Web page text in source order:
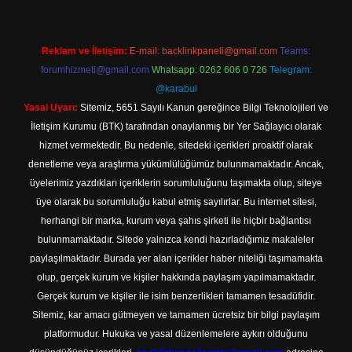
Reklam ve İletişim: E-mail: backlinkpaneli@gmail.com Teams:
forumhizmeti@gmail.com Whatsapp: 0262 606 0 726 Telegram:
@karabul
Yasal Uyarı: Sitemiz, 5651 Sayılı Kanun gereğince Bilgi Teknolojileri ve
İletişim Kurumu (BTK) tarafından onaylanmış bir Yer Sağlayıcı olarak
hizmet vermektedir. Bu nedenle, sitedeki içerikleri proaktif olarak
denetleme veya araştırma yükümlülüğümüz bulunmamaktadır. Ancak,
üyelerimiz yazdıkları içeriklerin sorumluluğunu taşımakta olup, siteye
üye olarak bu sorumluluğu kabul etmiş sayılırlar. Bu internet sitesi,
herhangi bir marka, kurum veya şahıs şirketi ile hiçbir bağlantısı
bulunmamaktadır. Sitede yalnızca kendi hazırladığımız makaleler
paylaşılmaktadır. Burada yer alan içerikler haber niteliği taşımamakta
olup, gerçek kurum ve kişiler hakkında paylaşım yapılmamaktadır.
Gerçek kurum ve kişiler ile isim benzerlikleri tamamen tesadüfidir.
Sitemiz, kar amacı gütmeyen ve tamamen ücretsiz bir bilgi paylaşım
platformudur. Hukuka ve yasal düzenlemelere aykırı olduğunu